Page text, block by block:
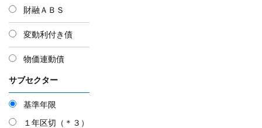
財融ＡＢＳ
変動利付き債
物価連動債
サブセクター
基準年限
１年区切（＊３）